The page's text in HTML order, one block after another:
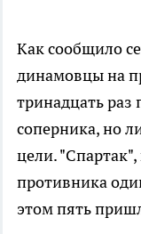
Как сообщило
динамовцы на
тринадцать раз
соперника, но
цели.
противника
этом пять